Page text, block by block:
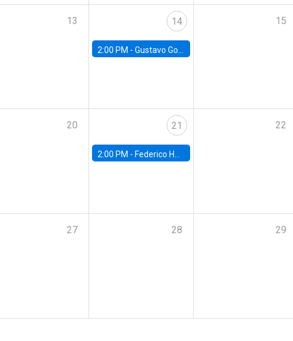
13 14
2:00 PM - Gustavo González - Banco Central de Chile
15
20 21
2:00 PM - Federico Huneeus - Banco Central de Chile
22
27 28 29